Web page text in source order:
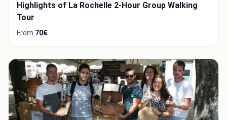
Highlights of La Rochelle 2-Hour Group Walking
Tour
From 70€